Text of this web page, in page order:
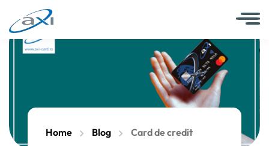
Home Blog Card de credit